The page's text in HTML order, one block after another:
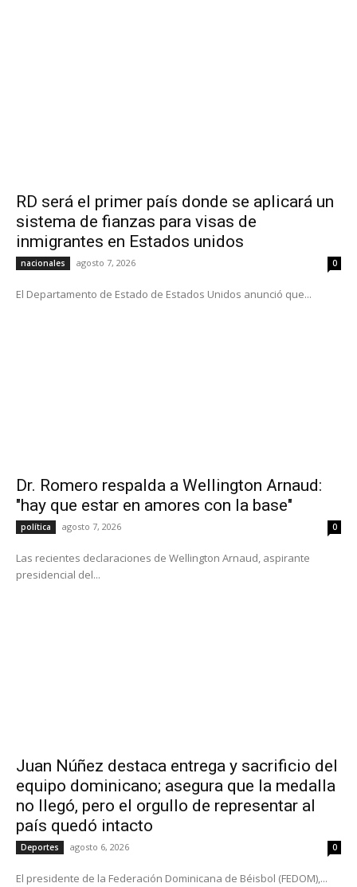
RD será el primer país donde se aplicará un
sistema de fianzas para visas de
inmigrantes en Estados unidos
nacionales agosto 7, 2026 0
El Departamento de Estado de Estados Unidos anunció que...
Dr. Romero respalda a Wellington Arnaud:
"hay que estar en amores con la base"
política agosto 7, 2026 0
Las recientes declaraciones de Wellington Arnaud, aspirante
presidencial del...
Juan Núñez destaca entrega y sacrificio del
equipo dominicano; asegura que la medalla
no llegó, pero el orgullo de representar al
país quedó intacto
Deportes agosto 6, 2026 0
El presidente de la Federación Dominicana de Béisbol (FEDOM),...